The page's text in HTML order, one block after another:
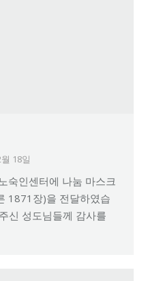
18일
숙인센터에 나눔 마스크
1871장)을 전달하였습
신 성도님들께 감사를